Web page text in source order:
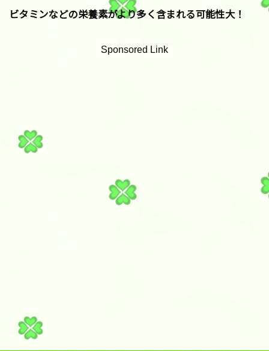
ビタミンなどの栄養素がより多く含まれる可能性大！
Sponsored Link